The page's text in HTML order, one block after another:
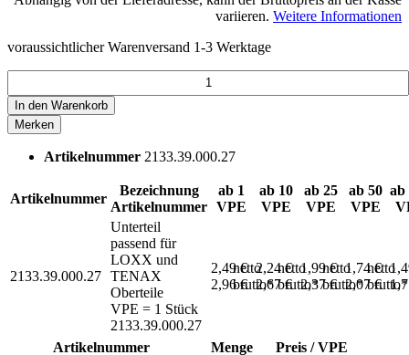
variieren. Weitere Informationen
voraussichtlicher Warenversand 1-3 Werktage
In den Warenkorb
Merken
Artikelnummer 2133.39.000.27
Artikelnummer
Bezeichnung
Artikelnummer
ab 1
VPE
ab 10
VPE
ab 25
VPE
ab 50
VPE
ab
2133.39.000.27
Unterteil
passend für
LOXX und
TENAX
Oberteile
VPE = 1 Stück
2133.39.000.27
2,49 €
netto
2,96 €brutto*
2,24 €
netto
2,67 €brutto*
1,99 €
netto
2,37 €brutto*
1,74 €
netto
2,07 €brutto*
Artikelnummer Menge
Preis / VPE